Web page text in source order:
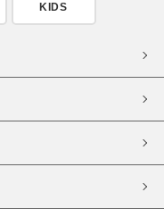
WEB限定
KIDS